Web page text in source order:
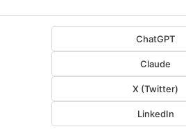
ChatGPT
Claude
X (Twitter)
LinkedIn